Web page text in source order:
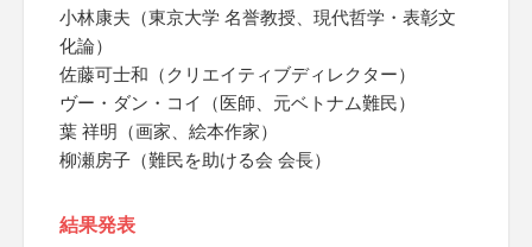
小林康夫（東京大学 名誉教授、現代哲学・表彰文
化論）
佐藤可士和（クリエイティブディレクター）
ヴー・ダン・コイ（医師、元ベトナム難民）
葉 祥明（画家、絵本作家）
柳瀬房子（難民を助ける会 会長）
結果発表